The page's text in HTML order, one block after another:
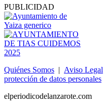
PUBLICIDAD
Quiénes Somos | Aviso Legal
protección de datos personales
elperiodicodelanzarote.com